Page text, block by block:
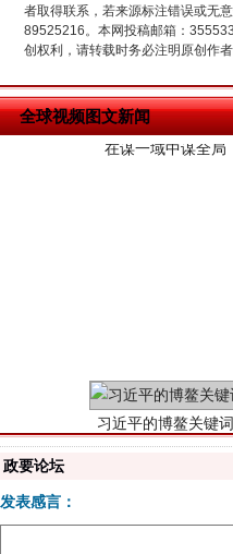
者取得联系，若来源标注错误或无
89525216。本网投稿邮箱：
创权利，请转载时务必注明原创作
全球视频图文新闻
在谋一域中谋全局
政要论坛
发表感言：